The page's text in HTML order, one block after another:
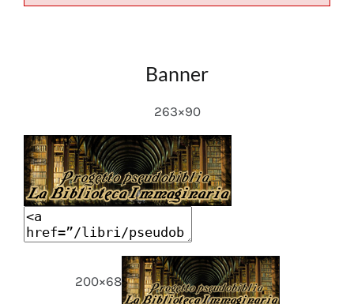
Banner
263×90
200×68